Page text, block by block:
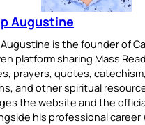
Augustine
is the founder of
platform sharing Mass
prayers, quotes,
and other spiritual
the website and the
his professional career